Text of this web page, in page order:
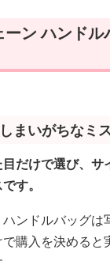
ン ハンドル
まいがちなミ
だけで選び、サ
す。
ンドルバッグは
購入を決めると